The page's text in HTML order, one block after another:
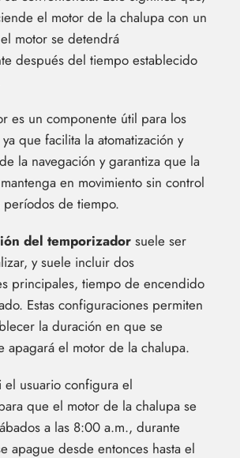
el motor de la chalupa con un
motor se detendrá
después del tiempo establecido
es un componente útil para los
que facilita la atomatización y
la navegación y garantiza que la
en movimiento sin control
de tiempo.
del temporizador suele ser
y suele incluir dos
principales, tiempo de encendido
Estas configuraciones permiten
la duración en que se
apagará el motor de la chalupa.
el usuario configura el
que el motor de la chalupa se
a las 8:00 a.m., durante
apague desde entonces hasta el